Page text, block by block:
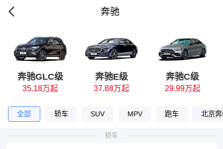
奔驰
奔驰GLC级
35.18万起
奔驰E级
37.88万起
奔驰C级
29.99万起
全部 轿车 SUV MPV 跑车 北京
轿车